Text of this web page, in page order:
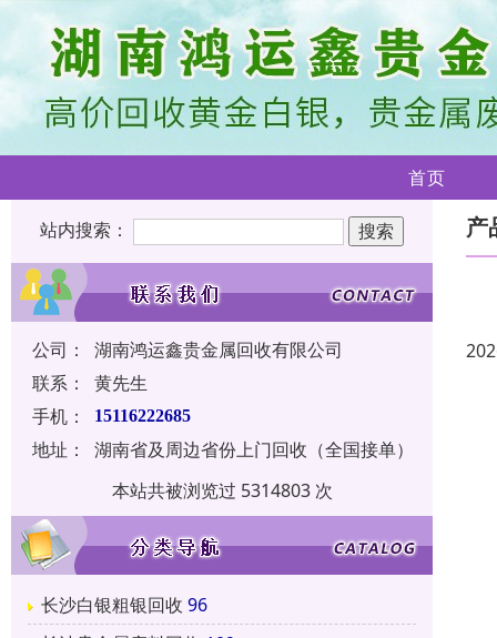
首页
站内搜索：
公司：
湖南鸿运鑫贵金属回收有限公司
联系：
黄先生
手机：
15116222685
地址：
湖南省及周边省份上门回收（全国接单）
本站共被浏览过 5314803 次
长沙白银粗银回收 96
产